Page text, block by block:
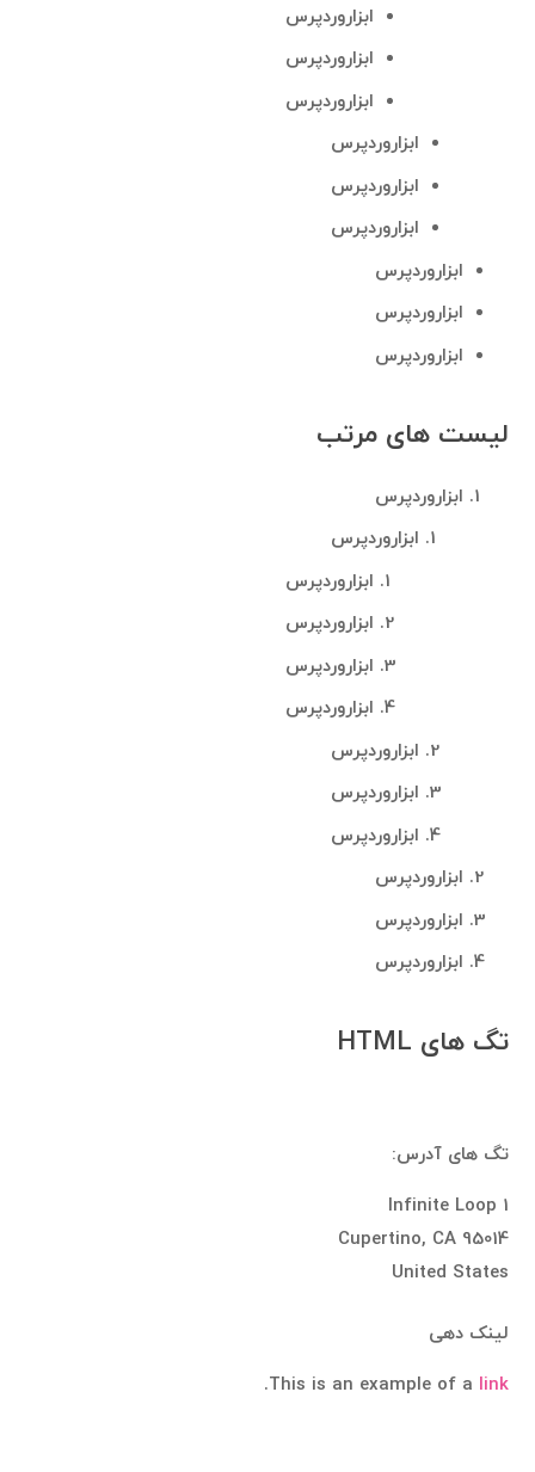
ابزاروردپرس
ابزاروردپرس
ابزاروردپرس
ابزاروردپرس
ابزاروردپرس
ابزاروردپرس
ابزاروردپرس
ابزاروردپرس
ابزاروردپرس
لیست های مرتب
ابزاروردپرس
ابزاروردپرس
ابزاروردپرس
ابزاروردپرس
ابزاروردپرس
ابزاروردپرس
ابزاروردپرس
ابزاروردپرس
ابزاروردپرس
ابزاروردپرس
ابزاروردپرس
ابزاروردپرس
تگ های HTML
تگ های آدرس:
1 Infinite Loop
Cupertino, CA 95014
United States
لینک دهی
This is an example of a link
.